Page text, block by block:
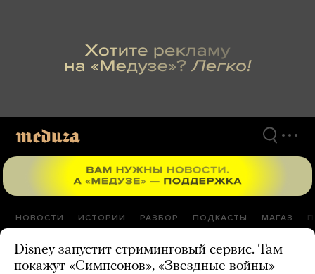
НОВОСТИ ИСТОРИИ РАЗБОР ПОДКАСТЫ МАГАЗ
Disney запустит стриминговый сервис. Там
покажут «Симпсонов», «Звездные войны»